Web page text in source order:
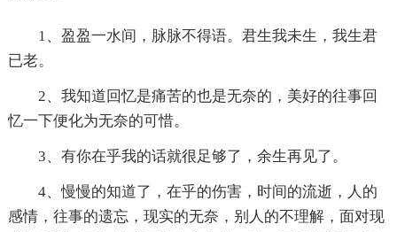
1、盈盈一水间，脉脉不得语。君生我未生，我生君
已老。
2、我知道回忆是痛苦的也是无奈的，美好的往事回
忆一下便化为无奈的可惜。
3、有你在乎我的话就很足够了，余生再见了。
4、慢慢的知道了，在乎的伤害，时间的流逝，人的
感情，往事的遗忘，现实的无奈，别人的不理解，面对现